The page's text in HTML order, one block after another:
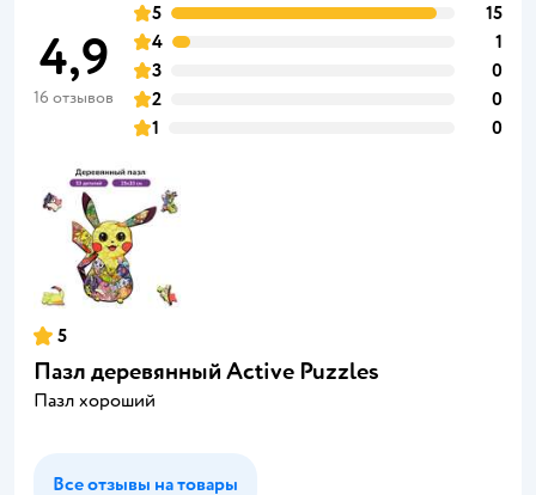
4,9
16 отзывов
5
15
4
1
3
0
2
0
1
0
5
Пазл деревянный Active Puzzles
Пазл хороший
Все отзывы на товары